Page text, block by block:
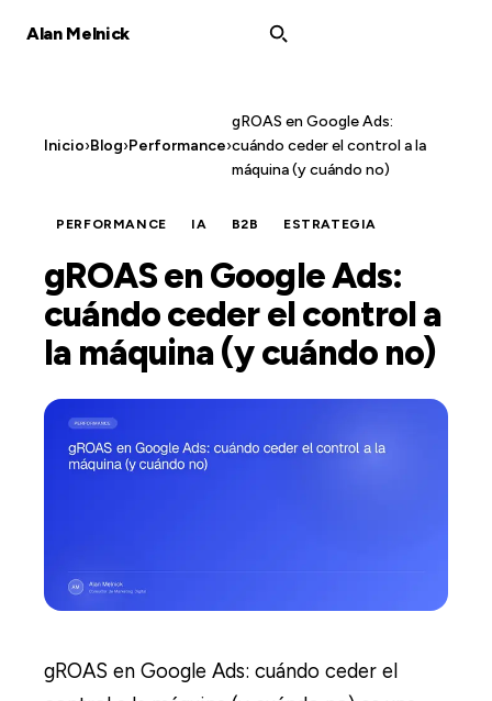
Alan Melnick
Inicio›Blog›Performance›
gROAS en Google Ads:
cuándo ceder el control a la
máquina (y cuándo no)
PERFORMANCE IA B2B ESTRATEGIA
gROAS en Google Ads:
cuándo ceder el control a
la máquina (y cuándo no)
gROAS en Google Ads: cuándo ceder el